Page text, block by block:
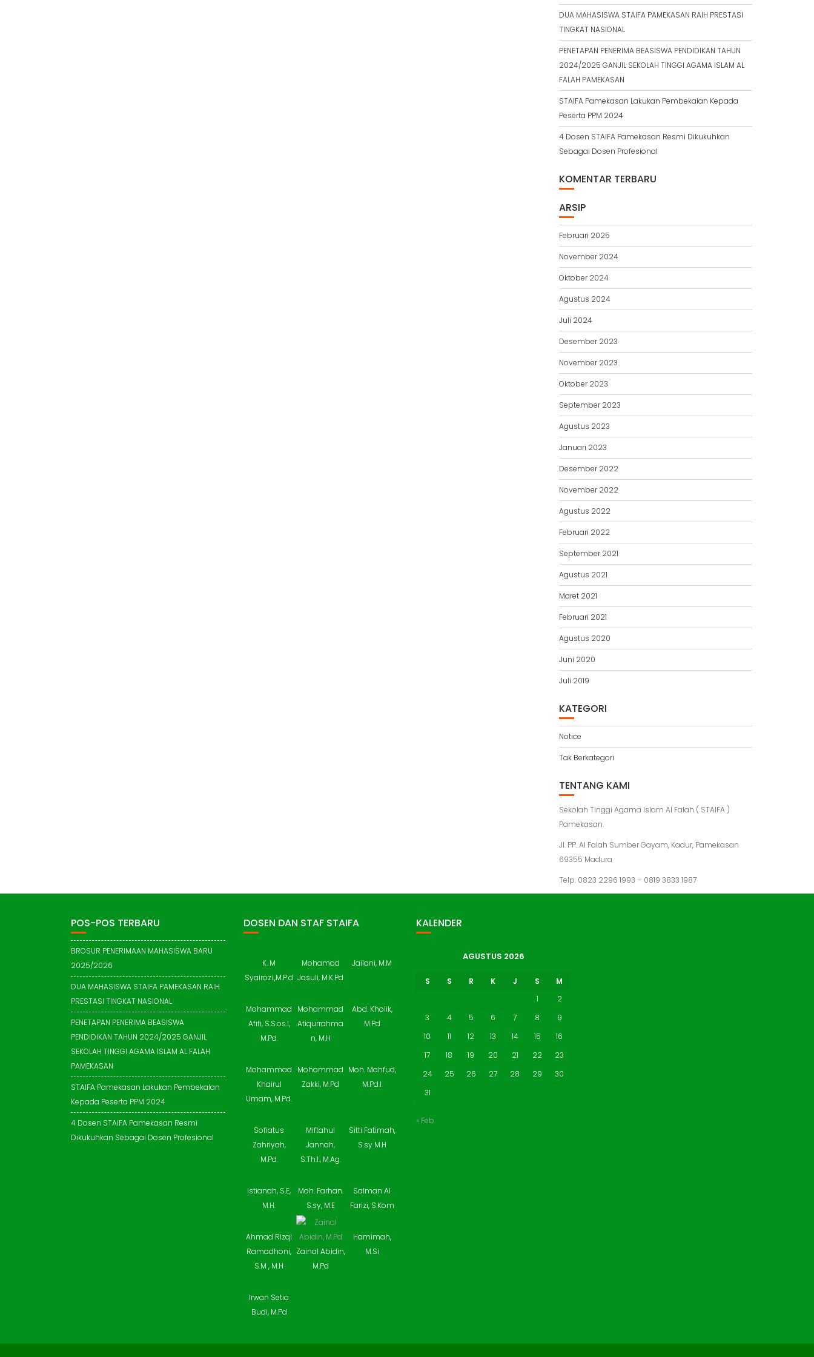
DUA MAHASISWA STAIFA PAMEKASAN RAIH PRESTASI
TINGKAT NASIONAL
PENETAPAN PENERIMA BEASISWA PENDIDIKAN TAHUN
2024/2025 GANJIL SEKOLAH TINGGI AGAMA ISLAM AL
FALAH PAMEKASAN
STAIFA Pamekasan Lakukan Pembekalan Kepada
Peserta PPM 2024
4 Dosen STAIFA Pamekasan Resmi Dikukuhkan
Sebagai Dosen Profesional
KOMENTAR TERBARU
ARSIP
Februari 2025
November 2024
Oktober 2024
Agustus 2024
Juli 2024
Desember 2023
November 2023
Oktober 2023
September 2023
Agustus 2023
Januari 2023
Desember 2022
November 2022
Agustus 2022
Februari 2022
September 2021
Agustus 2021
Maret 2021
Februari 2021
Agustus 2020
Juni 2020
Juli 2019
KATEGORI
Notice
Tak Berkategori
TENTANG KAMI
Sekolah Tinggi Agama Islam Al Falah ( STAIFA )
Pamekasan.
Jl. PP. Al Falah Sumber Gayam, Kadur, Pamekasan
69355 Madura
Telp. 0823 2296 1993 – 0819 3833 1987
POS-POS TERBARU
BROSUR PENERIMAAN MAHASISWA BARU
2025/2026
DUA MAHASISWA STAIFA PAMEKASAN RAIH
PRESTASI TINGKAT NASIONAL
PENETAPAN PENERIMA BEASISWA
PENDIDIKAN TAHUN 2024/2025 GANJIL
SEKOLAH TINGGI AGAMA ISLAM AL FALAH
PAMEKASAN
STAIFA Pamekasan Lakukan Pembekalan
Kepada Peserta PPM 2024
4 Dosen STAIFA Pamekasan Resmi
Dikukuhkan Sebagai Dosen Profesional
DOSEN DAN STAF STAIFA
K. M
Syairozi.,M.P.d
Mohamad
Jasuli, M.K.Pd
Jailani, M.M
Mohammad
Afifi, S.S.os.I,
M.Pd.
Mohammad
Atiqurrahma
n, M.H
Abd. Kholik,
M.Pd
Mohammad
Khairul
Umam, M.Pd.
Mohammad
Zakki, M.Pd
Moh. Mahfud,
M.Pd.I
Sofiatus
Zahriyah,
M.Pd.
Miftahul
Jannah,
S.Th.I., M.Ag.
Sitti Fatimah,
S.sy M.H
Istianah, S.E,
M.H.
Moh. Farhan.
S.sy, M.E
Salman Al
Farizi, S.Kom
Ahmad Rizqi
Ramadhoni,
S.M , M.H
Zainal Abidin,
M.Pd
Hamimah,
M.Si
Irwan Setia
Budi, M.Pd
KALENDER
AGUSTUS 2026
S S R K J S
M
1
2
3
4 5 6 7 8
9
10
11 12 13 14 15
16
17
18 19 20 21 22
23
24
25 26 27 28 29
30
31
« Feb